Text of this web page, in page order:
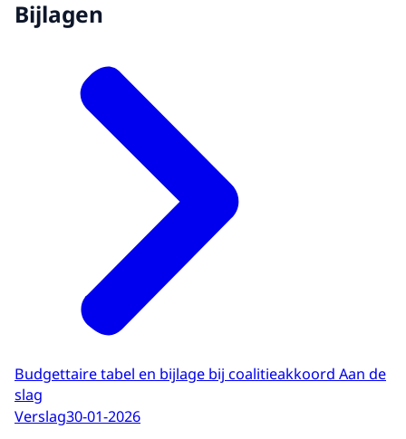
Bijlagen
Budgettaire tabel en bijlage bij coalitieakkoord Aan de
slag
Verslag30-01-2026